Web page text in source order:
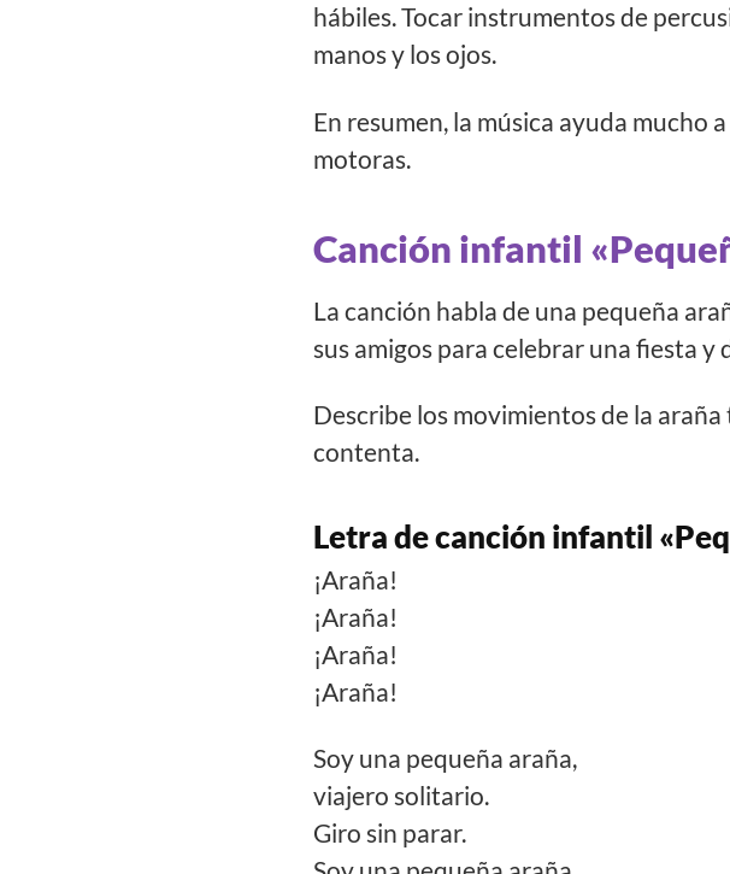
hábiles. Tocar instrumentos de
manos y los ojos.
En resumen, la música ayuda mucho
motoras.
Canción infantil
La canción habla de una pequeña
sus amigos para celebrar una fiesta
Describe los movimientos de la
contenta.
Letra de canción infantil
¡Araña!
¡Araña!
¡Araña!
¡Araña!
Soy una pequeña araña,
viajero solitario.
Giro sin parar.